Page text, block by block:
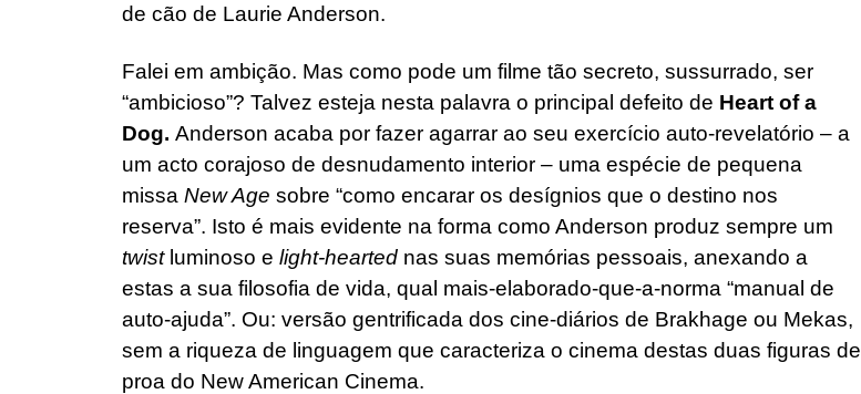
de cão de Laurie Anderson.
Falei em ambição. Mas como pode um filme tão secreto, sussurrado, ser
“ambicioso”? Talvez esteja nesta palavra o principal defeito de Heart of a
Dog. Anderson acaba por fazer agarrar ao seu exercício auto-revelatório – a
um acto corajoso de desnudamento interior – uma espécie de pequena
missa New Age sobre “como encarar os desígnios que o destino nos
reserva”. Isto é mais evidente na forma como Anderson produz sempre um
twistluminoso e light-hearted nas suas memórias pessoais, anexando a
estas a sua filosofia de vida, qual mais-elaborado-que-a-norma “manual de
auto-ajuda”. Ou: versão gentrificada dos cine-diários de Brakhage ou Mekas,
sem a riqueza de linguagem que caracteriza o cinema destas duas figuras de
proa do New American Cinema.